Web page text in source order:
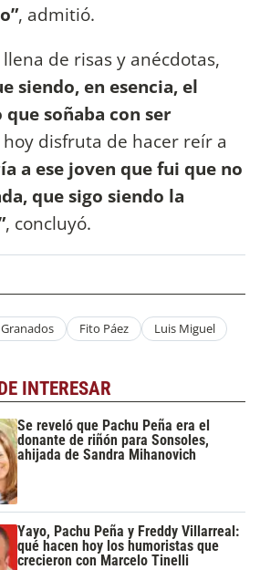
, admitió.
de risas y anécdotas,
siendo, en esencia, el
soñaba con ser
disfruta de hacer reír a
a ese joven que fui que no
que sigo siendo la
, concluyó.
Fito Páez Luis Miguel
INTERESAR
Se reveló que Pachu Peña era el
donante de riñón para Sonsoles,
ahijada de Sandra Mihanovich
Yayo, Pachu Peña y Freddy Villarreal:
qué hacen hoy los humoristas que
crecieron con Marcelo Tinelli